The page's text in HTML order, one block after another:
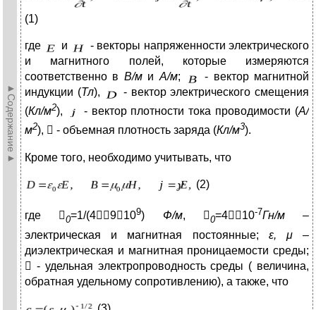
►Содержание►
(1)
где и
- векторы напряженности электрического
и магнитного полей, которые измеряются
соответственно в В/ми А/м;
- вектор магнитной
индукции (Тл),
- вектор электрического смещения
(Кл/м2), - вектор плотности тока проводимости (А/
м2),  - объемная плотность заряда (Кл/м3).
Кроме того, необходимо учитывать, что
(2)
где 0=1/(49109) Ф/м, 0=410-7Гн/м–
электрическая и магнитная постоянные; ε, μ–
диэлектрическая и магнитная проницаемости среды;
 - удельная электропроводность среды ( величина,
обратная удельному сопротивлению), а также, что